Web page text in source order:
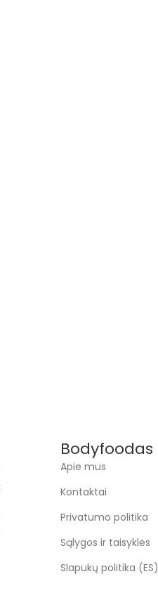
Bodyfoodas
Apie mus
Kontaktai
Privatumo politika
Sąlygos ir taisyklės
Slapukų politika (ES)